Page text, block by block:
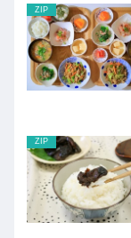
ZIP
ZIP